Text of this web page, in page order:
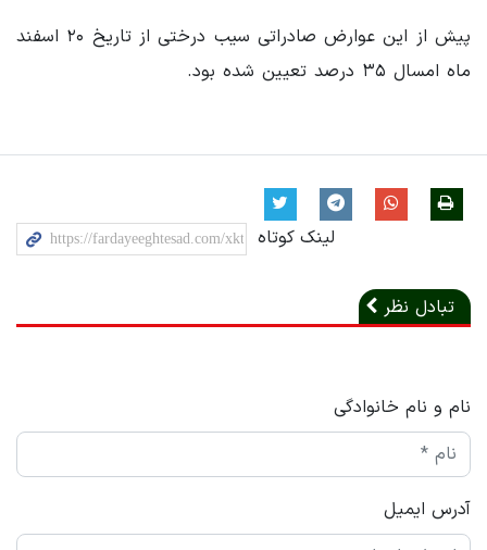
پیش از این عوارض صادراتی سیب درختی از تاریخ ۲۰ اسفند
ماه امسال ۳۵ درصد تعیین شده بود.
لینک کوتاه
تبادل نظر
نام و نام خانوادگی
آدرس ایمیل